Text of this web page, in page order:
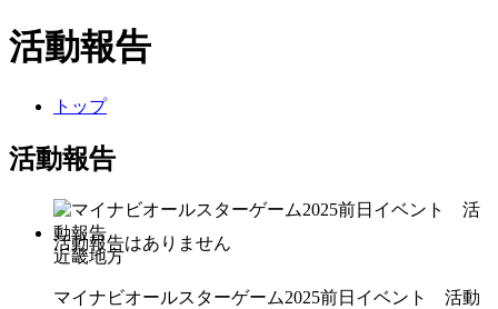
活動報告
トップ
活動報告
近畿地方
マイナビオールスターゲーム2025前日イベント 活動